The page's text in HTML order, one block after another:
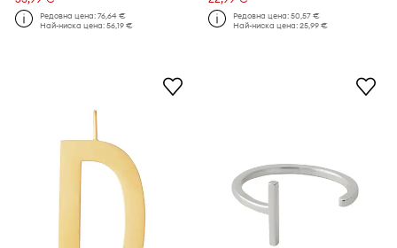
Редовна цена:76,64 €
Най-ниска цена:56,19 €
Редовна цена:50,57 €
Най-ниска цена:25,99 €